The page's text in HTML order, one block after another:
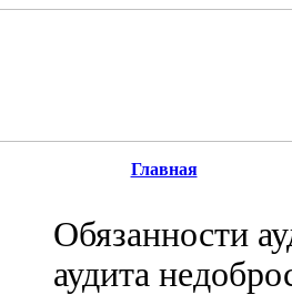
Главная
Обязанности
аудита